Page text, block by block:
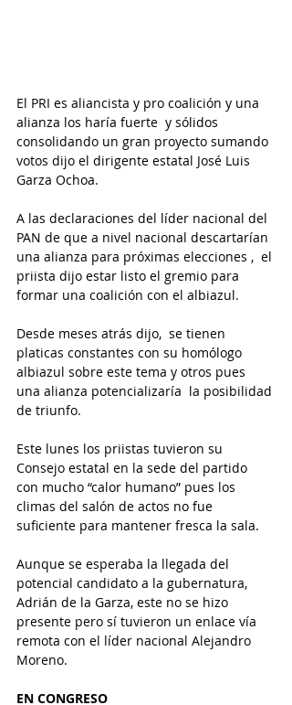
El PRI es aliancista y pro coalición y una
alianza los haría fuerte  y sólidos
consolidando un gran proyecto sumando
votos dijo el dirigente estatal José Luis
Garza Ochoa.
A las declaraciones del líder nacional del
PAN de que a nivel nacional descartarían
una alianza para próximas elecciones ,  el
priista dijo estar listo el gremio para
formar una coalición con el albiazul.
Desde meses atrás dijo,  se tienen
platicas constantes con su homólogo
albiazul sobre este tema y otros pues
una alianza potencializaría  la posibilidad
de triunfo.
Este lunes los priistas tuvieron su
Consejo estatal en la sede del partido
con mucho “calor humano” pues los
climas del salón de actos no fue
suficiente para mantener fresca la sala.
Aunque se esperaba la llegada del
potencial candidato a la gubernatura,
Adrián de la Garza, este no se hizo
presente pero sí tuvieron un enlace vía
remota con el líder nacional Alejandro
Moreno.
EN CONGRESO